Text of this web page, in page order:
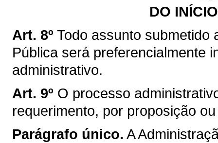
DO
Art. 8º Todo assunto submetido
Pública será preferencialmente
administrativo.
Art. 9º O processo
requerimento, por proposição
Parágrafo único. A